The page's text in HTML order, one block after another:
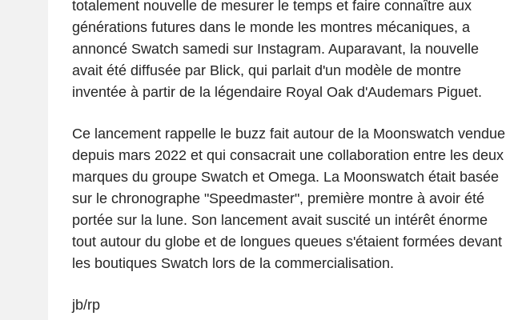
totalement nouvelle de mesurer le temps et faire connaître aux
générations futures dans le monde les montres mécaniques, a
annoncé Swatch samedi sur Instagram. Auparavant, la nouvelle
avait été diffusée par Blick, qui parlait d'un modèle de montre
inventée à partir de la légendaire Royal Oak d'Audemars Piguet.
Ce lancement rappelle le buzz fait autour de la Moonswatch vendue
depuis mars 2022 et qui consacrait une collaboration entre les deux
marques du groupe Swatch et Omega. La Moonswatch était basée
sur le chronographe "Speedmaster", première montre à avoir été
portée sur la lune. Son lancement avait suscité un intérêt énorme
tout autour du globe et de longues queues s'étaient formées devant
les boutiques Swatch lors de la commercialisation.
jb/rp